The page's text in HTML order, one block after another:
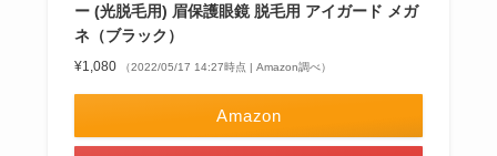
ー (光脱毛用) 眉保護眼鏡 脱毛用 アイガード メガ
ネ（ブラック）
¥1,080 （2022/05/17 14:27時点 | Amazon調べ）
Amazon